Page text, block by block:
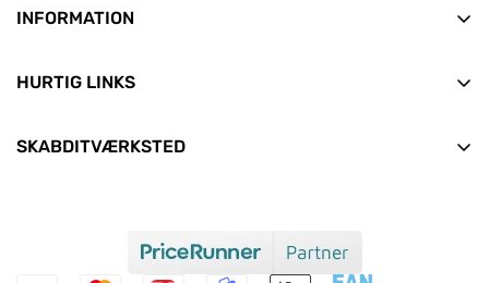
INFORMATION
9400 Nørresundby
Find os
HURTIG LINKS
SKABDITVÆRKSTED